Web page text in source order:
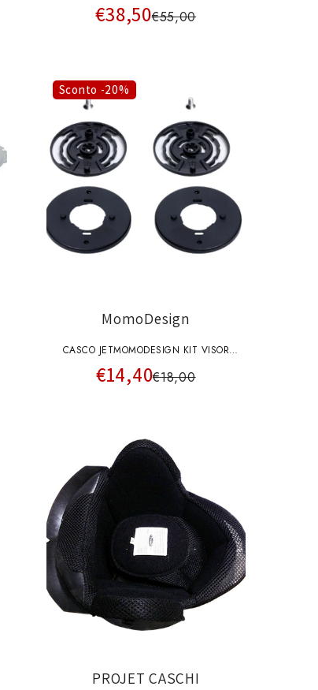
CHRO A+pins
€38,50€55,00
Sconto -20%
MomoDesign
CASCO JETMOMODESIGN KIT VISOR
MECHANISM FGTR EVO-CLASSIC BLACK
€14,40€18,00
PROJET CASCHI